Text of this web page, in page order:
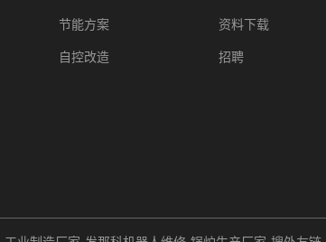
节能方案
自控改造
资料下载
招聘